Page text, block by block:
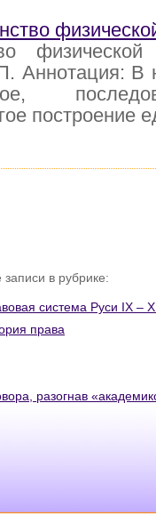
Аннотация: В
построение
в рубрике:
система Руси IX –
права
разогнав